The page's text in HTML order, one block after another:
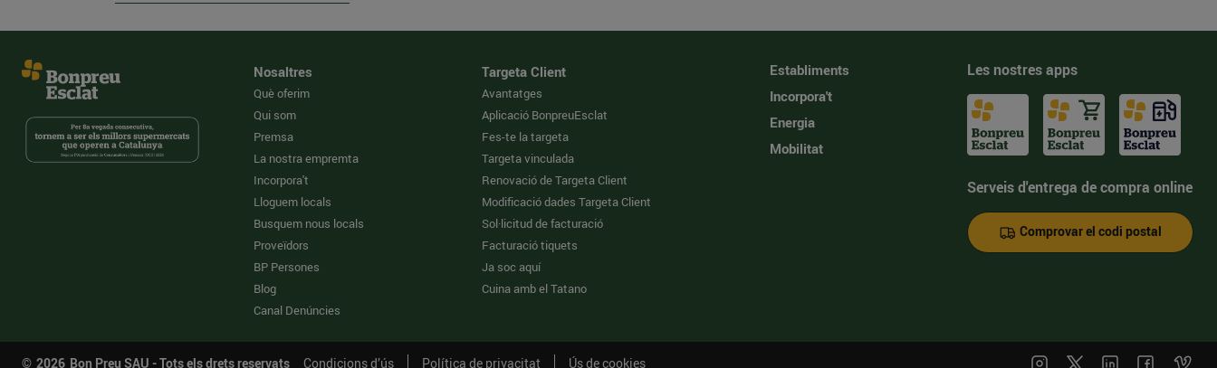
Nosaltres
Què oferim
Qui som
Premsa
La nostra empremta
Incorpora't
Lloguem locals
Busquem nous locals
Proveïdors
BP Persones
Blog
Canal Denúncies
Targeta Client
Avantatges
Aplicació BonpreuEsclat
Fes-te la targeta
Targeta vinculada
Renovació de Targeta Client
Modificació dades Targeta Client
Sol·licitud de facturació
Facturació tiquets
Ja soc aquí
Cuina amb el Tatano
Establiments
Incorpora't
Energia
Mobilitat
Les nostres apps
Serveis d'entrega de compra online
Comprovar el codi postal
© 2026 Bon Preu SAU - Tots els drets reservats Condicions d’ús Política de privacitat Ús de cookies